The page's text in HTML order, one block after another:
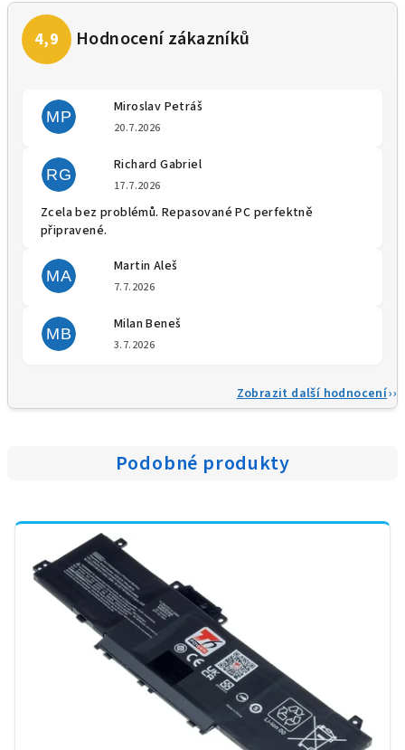
MP
Miroslav Petráš
20.7.2026
RG
Richard Gabriel
17.7.2026
Zcela bez problémů. Repasované PC perfektně
připravené.
MA
Martin Aleš
7.7.2026
MB
Milan Beneš
3.7.2026
Zobrazit další hodnocení
Podobné produkty